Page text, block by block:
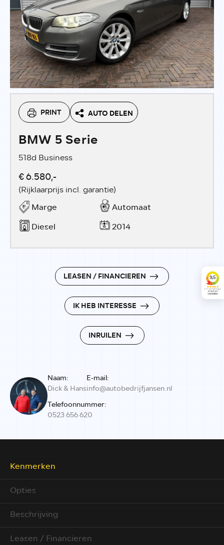
PRINT AUTO DELEN
BMW 5 Serie
518d Business
€ 6.580,-
(Rijklaarprijs incl. garantie)
Marge
Automaat
Diesel
2014
LEASEN / FINANCIEREN
IK HEB INTERESSE
INRUILEN
Naam:
Dick & Hans
E-mail:
info@autobedrijfjansen.nl
Telefoonnummer:
0523 656 620
Kenmerken
Opties
Beschrijving
Leasen / Financieren